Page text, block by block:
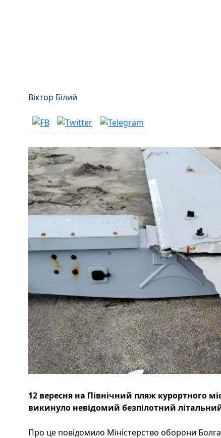
Віктор Білий
12 вересня на Північний пляж курортного
викинуло невідомий безпілотний
Про це повідомило Міністерство оборони